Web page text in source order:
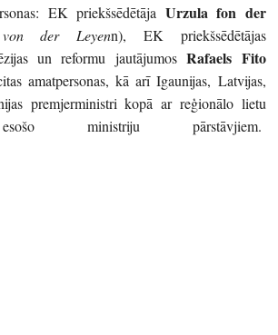
EK priekšsēdētāja Urzula fon der
der Leyenn), EK priekšsēdētājas
un reformu jautājumosRafaels Fito
amatpersonas, kā arī Igaunijas, Latvijas,
premjerministri kopā ar reģionālo lietu
ministriju pārstāvjiem.